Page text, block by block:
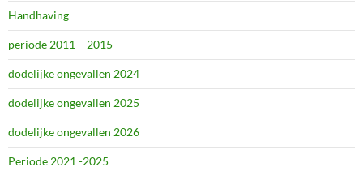
Handhaving
periode 2011 – 2015
dodelijke ongevallen 2024
dodelijke ongevallen 2025
dodelijke ongevallen 2026
Periode 2021 -2025